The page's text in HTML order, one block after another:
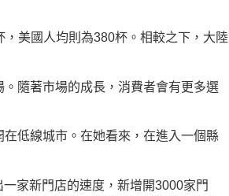
美國人均則為380杯。相較之下，大陸
隨著市場的成長，消費者會有更多選
低線城市。在她看來，在進入一個縣
家新門店的速度，新增開3000家門